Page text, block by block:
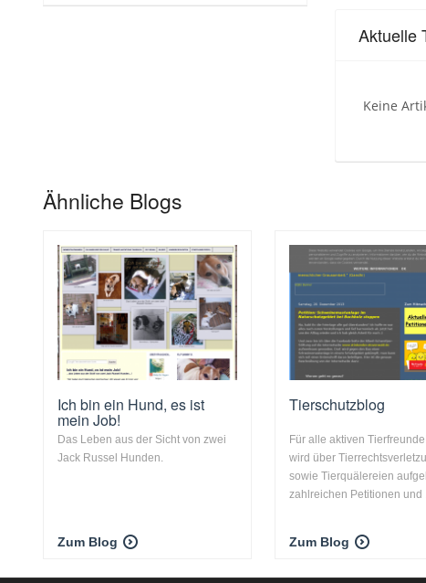
Aktuelle
Keine
Ähnliche Blogs
Ich bin ein Hund, es ist
mein Job!
Das Leben aus der Sicht von zwei
Jack Russel Hunden.
Zum Blog
Tierschutzblog
Für alle aktiven
wird über
sowie Tierquälereien
zahlreichen Petitionen und
Zum Blog